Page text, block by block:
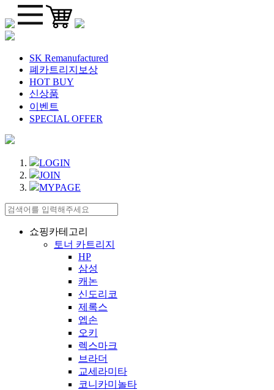
SK Remanufactured
폐카트리지보상
HOT BUY
신상품
이벤트
SPECIAL OFFER
LOGIN
JOIN
MYPAGE
쇼핑카테고리
토너 카트리지
HP
삼성
캐논
신도리코
제록스
엡손
오키
렉스마크
브라더
교세라미타
코니카미놀타